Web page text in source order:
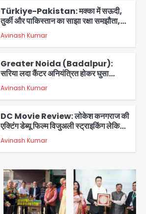
Türkiye-Pakistan: मक्का में सऊदी,
तुर्की और पाकिस्तान का साझा रक्षा समझौता,
जानें इसके मायने
Avinash Kumar
Greater Noida (Badalpur):
सरिया लदा कैंटर अनियंत्रित होकर घुसा
किराना दुकान में , ड्राइवर की मौत
Avinash Kumar
DC Movie Review: लोकेश कनगराज की
एक्टिंग डेब्यू फिल्म विजुअली स्ट्राइकिंग लेकिन
स्क्रीनप्ले में कमजोर, लेकिन कहानी अधूरी रह
गई, 3 स्टार रेटिंग
Avinash Kumar
Felix Hospital Noida: फेलिक्स
हॉस्पिटल और नोएडा लोक मंच की पहल, अब
सिर्फ 30 रुपये में मिलेगी 24 घंटे ऑनलाइन
डॉक्टर परामर्श सुविधा
Avinash Kumar